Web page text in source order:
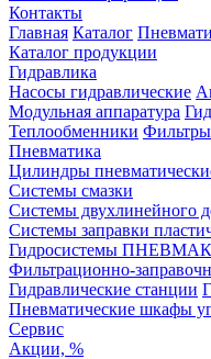
Контакты
Главная Каталог
Каталог продукции
Гидравлика
Насосы гидравлические
Модульная аппаратура
Теплообменники Фильтры
Пневматика
Цилиндры
Системы смазки
Системы двухлинейного
Системы заправки
Гидросистемы
Фильтрационно-
Гидравлические станции
Пневматические шкафы
Сервис
Акции, %